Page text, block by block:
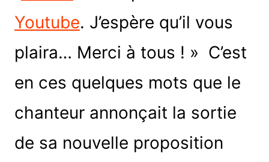
Youtube. J’espère qu’il vous
plaira… Merci à tous ! » C’est
en ces quelques mots que le
chanteur annonçait la sortie
de sa nouvelle proposition